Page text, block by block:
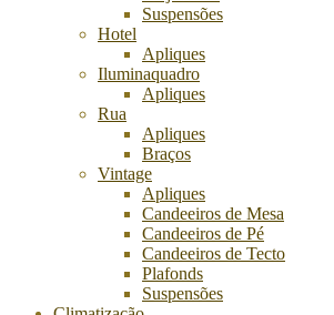
Suspensões
Hotel
Apliques
Iluminaquadro
Apliques
Rua
Apliques
Braços
Vintage
Apliques
Candeeiros de Mesa
Candeeiros de Pé
Candeeiros de Tecto
Plafonds
Suspensões